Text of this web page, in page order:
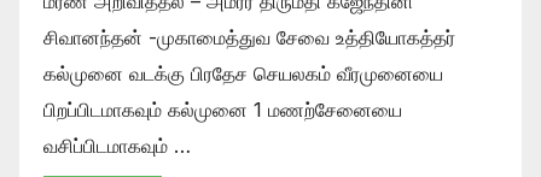
சிவானந்தன் -முகாமைத்துவ சேவை உத்தியோகத்தர்
கல்முனை வடக்கு பிரதேச செயலகம் வீரமுனையை
பிறப்பிடமாகவும் கல்முனை 1 மணற்சேனையை
வசிப்பிடமாகவும் …